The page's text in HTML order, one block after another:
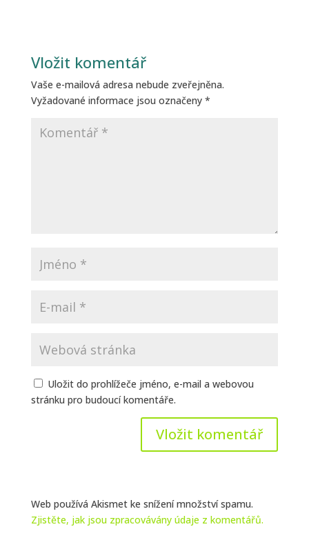
Vložit komentář
Vaše e-mailová adresa nebude zveřejněna.
Vyžadované informace jsou označeny *
Uložit do prohlížeče jméno, e-mail a webovou
stránku pro budoucí komentáře.
Web používá Akismet ke snížení množství spamu.
Zjistěte, jak jsou zpracovávány údaje z komentářů.